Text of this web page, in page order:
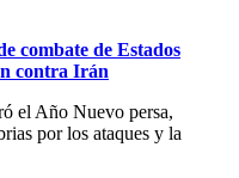
combate de Estados
contra Irán
el Año Nuevo persa,
por los ataques y la